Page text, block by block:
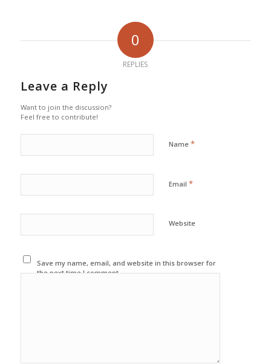
0
REPLIES
Leave a Reply
Want to join the discussion?
Feel free to contribute!
Name *
Email *
Website
Save my name, email, and website in this browser for
the next time I comment.